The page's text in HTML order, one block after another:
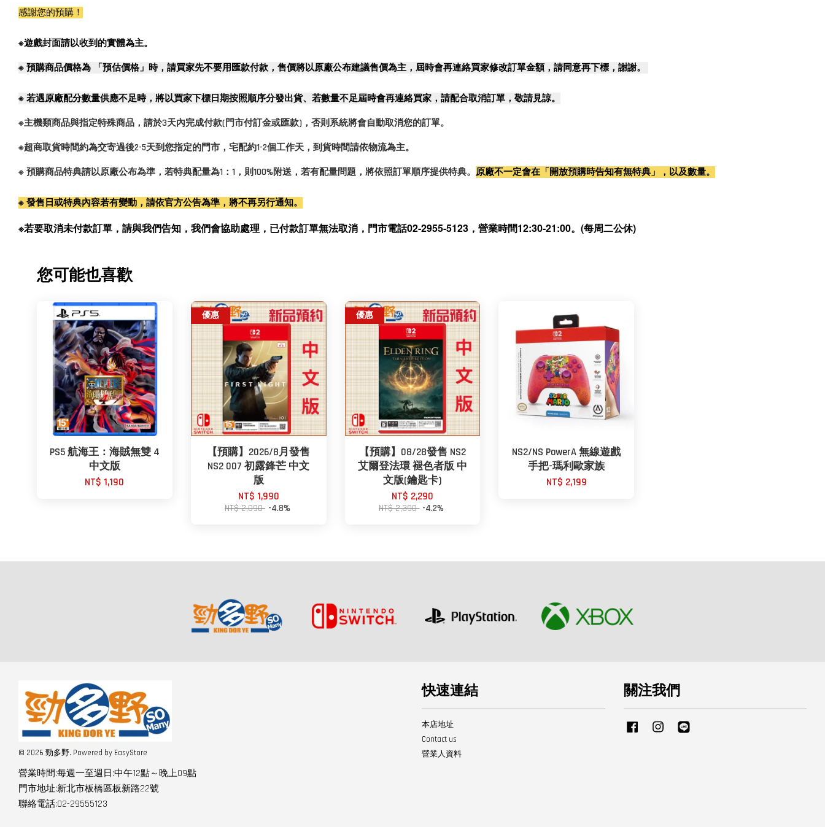
感謝您的預購！
※遊戲封面請以收到的實體為主。
※ 預購商品價格為 「預估價格」時，請買家先不要用匯款付款，售價將以原廠公布建議售價為主，屆時會再連絡買家修改訂單金額，請同意再下標，謝謝。
※ 若遇原廠配分數量供應不足時，將以買家下標日期按照順序分發出貨、若數量不足屆時會再連絡買家，請配合取消訂單，敬請見諒。
※主機類商品與指定特殊商品，請於3天內完成付款(門市付訂金或匯款)，否則系統將會自動取消您的訂單。
※超商取貨時間約為交寄過後2-5天到您指定的門市，宅配約1-2個工作天，到貨時間請依物流為主。
※ 預購商品特典請以原廠公布為準，若特典配量為1：1，則100%附送，若有配量問題，將依照訂單順序提供特典。 原廠不一定會在「開放預購時告知有無特典」，以及數量。
※ 發售日或特典內容若有變動，請依官方公告為準，將不再另行通知。
※若要取消未付款訂單，請與我們告知，我們會協助處理，已付款訂單無法取消，門市電話02-2955-5123，營業時間12:30-21:00。(每周二公休)
您可能也喜歡
PS5 航海王：海賊無雙 4
中文版
NT$ 1,190
優惠
【預購】2026/8月發售
NS2 007 初露鋒芒 中文
版
NT$ 1,990
NT$ 2,090 -4.8%
優惠
【預購】08/28發售 NS2
艾爾登法環 褪色者版 中
文版(鑰匙卡)
NT$ 2,290
NT$ 2,390 -4.2%
NS2/NS PowerA 無線遊戲
手把-瑪利歐家族
NT$ 2,199
© 2026 勁多野. Powered by EasyStore
快速連結
本店地址
Contact us
營業人資料
關注我們
Facebook Instagram
營業時間:每週一至週日:中午12點～晚上09點
門市地址:新北市板橋區板新路22號
聯絡電話:02-29555123